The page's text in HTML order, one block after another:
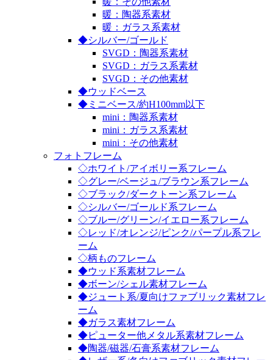
暖：陶器系素材
暖：ガラス系素材
◆シルバー/ゴールド
SVGD：陶器系素材
SVGD：ガラス系素材
SVGD：その他素材
◆ウッドベース
◆ミニベース/約H100mm以下
mini：陶器系素材
mini：ガラス系素材
mini：その他素材
フォトフレーム
◇ホワイト/アイボリー系フレーム
◇グレー/ベージュ/ブラウン系フレーム
◇ブラック/ダークトーン系フレーム
◇シルバー/ゴールド系フレーム
◇ブルー/グリーン/イエロー系フレーム
◇レッド/オレンジ/ピンク/パープル系フレ
ーム
◇柄ものフレーム
◆ウッド系素材フレーム
◆ボーン/シェル素材フレーム
◆ジュート系/夏向けファブリック素材フレ
ーム
◆ガラス素材フレーム
◆ピューター他メタル系素材フレーム
◆陶器/磁器/石膏系素材フレーム